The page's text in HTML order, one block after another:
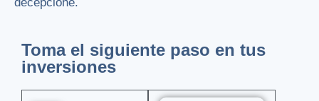
Toma el siguiente paso en tus
inversiones